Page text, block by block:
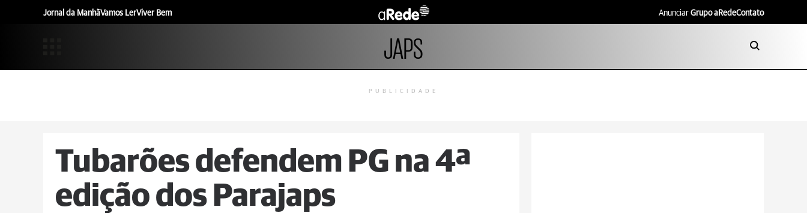
Jornal da ManhãVamos LerViver Bem Anunciar Grupo aRedeContato
JAPS
PUBLICIDADE
Tubarões defendem PG na 4ª
edição dos Parajaps